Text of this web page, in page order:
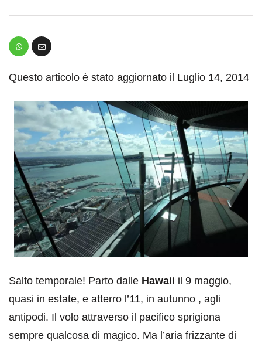
Questo articolo è stato aggiornato il Luglio 14, 2014
Salto temporale! Parto dalle Hawaii il 9 maggio,
quasi in estate, e atterro l’11, in autunno , agli
antipodi. Il volo attraverso il pacifico sprigiona
sempre qualcosa di magico. Ma l’aria frizzante di